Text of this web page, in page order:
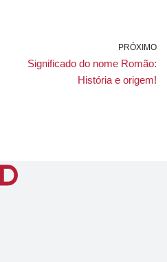
PRÓXIMO
Significado do nome Romão:
História e origem!